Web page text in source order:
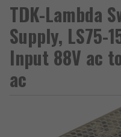
TDK-Lambda
Supply, LS75-
Input 88V ac
ac